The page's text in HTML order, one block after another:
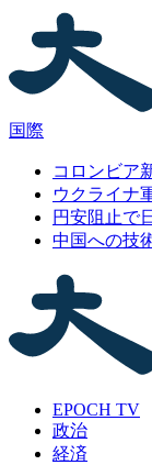
国際
コロンビア
ウクライナ
円安阻止で
中国への技
EPOCH TV
政治
経済